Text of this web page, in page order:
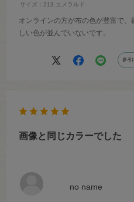
サイズ：213.エメラルド
オンラインの方が布の色が豊富で
しい色が並んでいないです。
参考
no name
画像と同じカラーでした